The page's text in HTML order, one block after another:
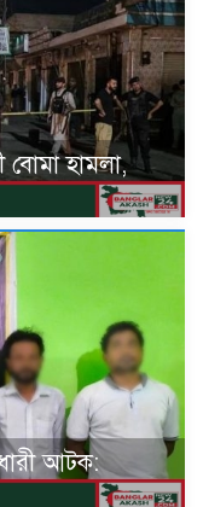
হামলা,
আটক: